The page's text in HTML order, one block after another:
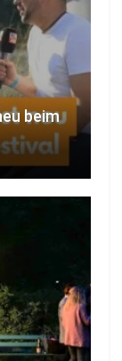
beim